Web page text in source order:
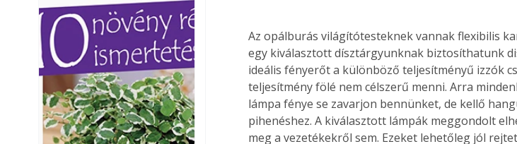
Az opálburás világítótesteknek vannak flexibilis
egy kiválasztott dísztárgyunknak biztosíthatunk
ideális fényerőt a különböző teljesítményű izzók
teljesítmény fölé nem célszerű menni. Arra
lámpa fénye se zavarjon bennünket, de kellő
pihenéshez. A kiválasztott lámpák meggondolt
meg a vezetékekről sem. Ezeket lehetőleg jól